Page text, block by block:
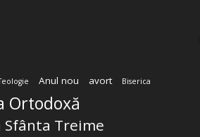
Anul nou avort Biserica
Ortodoxă
Sfânta Treime